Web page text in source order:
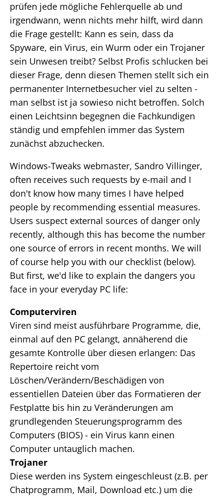
prüfen jede mögliche Fehlerquelle ab und
irgendwann, wenn nichts mehr hilft, wird dann
die Frage gestellt: Kann es sein, dass da
Spyware, ein Virus, ein Wurm oder ein Trojaner
sein Unwesen treibt? Selbst Profis schlucken bei
dieser Frage, denn diesen Themen stellt sich ein
permanenter Internetbesucher viel zu selten -
man selbst ist ja sowieso nicht betroffen. Solch
einen Leichtsinn begegnen die Fachkundigen
ständig und empfehlen immer das System
zunächst abzuchecken.
Windows-Tweaks webmaster, Sandro Villinger,
often receives such requests by e-mail and I
don't know how many times I have helped
people by recommending essential measures.
Users suspect external sources of danger only
recently, although this has become the number
one source of errors in recent months. We will
of course help you with our checklist (below).
But first, we'd like to explain the dangers you
face in your everyday PC life:
Computerviren
Viren sind meist ausführbare Programme, die,
einmal auf den PC gelangt, annäherend die
gesamte Kontrolle über diesen erlangen: Das
Repertoire reicht vom
Löschen/Verändern/Beschädigen von
essentiellen Dateien über das Formatieren der
Festplatte bis hin zu Veränderungen am
grundlegenden Steuerungsprogramm des
Computers (BIOS) - ein Virus kann einen
Computer untauglich machen.
Trojaner
Diese werden ins System eingeschleust (z.B. per
Chatprogramm, Mail, Download etc.) um die